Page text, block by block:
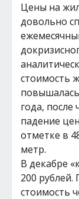
Цены на
довольно
стоимость
года, после
падение
отметке в
метр.
В декабре
200
стоимость